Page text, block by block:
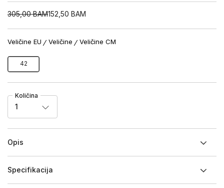
305,00 BAM152,50 BAM
Veličine EU Veličine Veličine CM
42
Količina
1
Opis
Specifikacija